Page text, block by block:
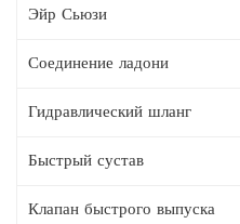
Эйр Сьюзи
Соединение ладони
Гидравлический шланг
Быстрый сустав
Клапан быстрого выпуска